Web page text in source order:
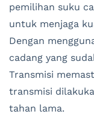
pemilihan suku
untuk menjaga
Dengan
cadang yang
Transmisi
transmisi
tahan lama.